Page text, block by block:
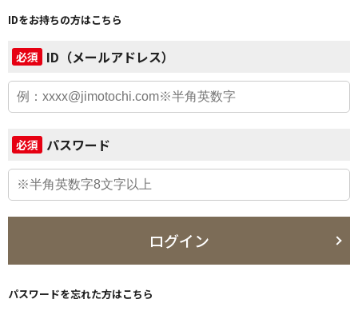
IDをお持ちの方はこちら
必須 ID（メールアドレス）
必須 パスワード
ログイン
パスワードを忘れた方はこちら